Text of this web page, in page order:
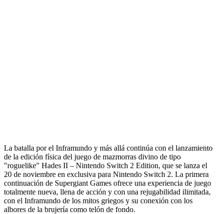
La batalla por el Inframundo y más allá continúa con el lanzamiento
de la edición física del juego de mazmorras divino de tipo
"roguelike" Hades II – Nintendo Switch 2 Edition, que se lanza el
20 de noviembre en exclusiva para Nintendo Switch 2. La primera
continuación de Supergiant Games ofrece una experiencia de juego
totalmente nueva, llena de acción y con una rejugabilidad ilimitada,
con el Inframundo de los mitos griegos y su conexión con los
albores de la brujería como telón de fondo.